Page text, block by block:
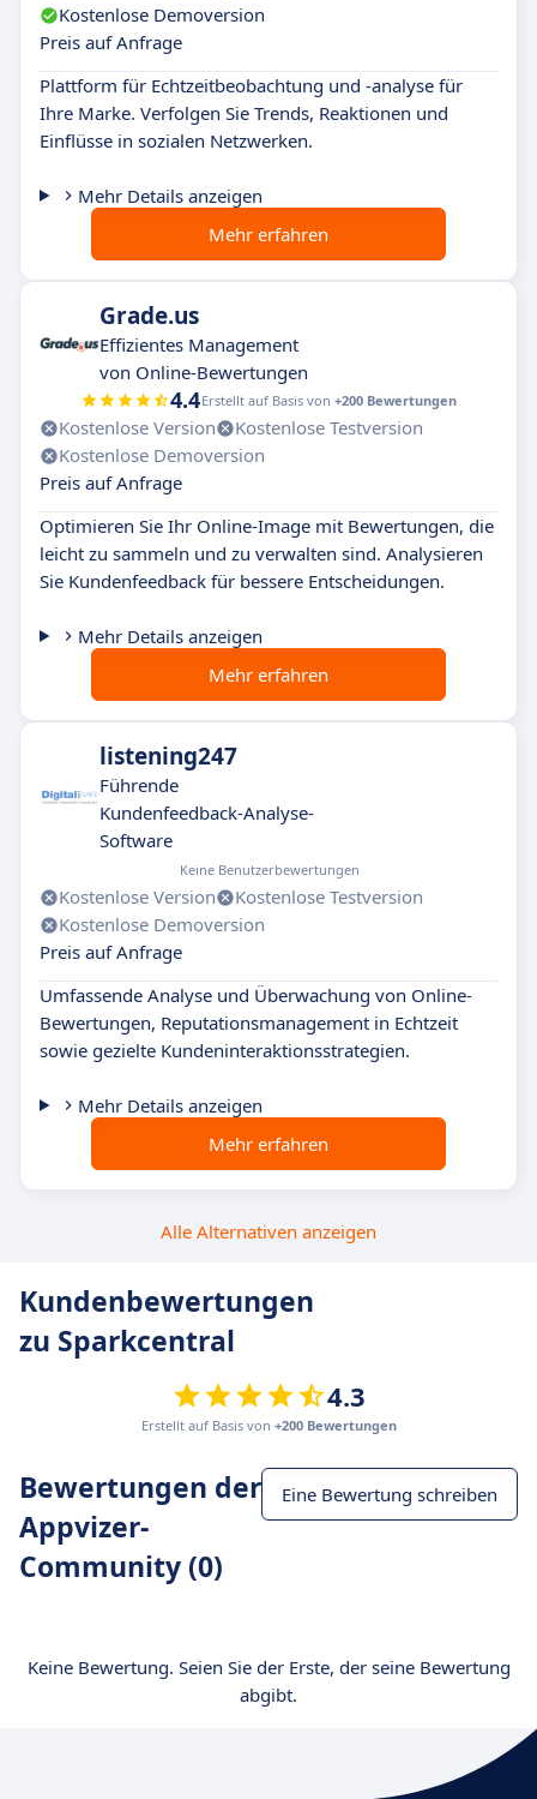
Kostenlose Demoversion
Preis auf Anfrage
Plattform für Echtzeitbeobachtung und -analyse für
Ihre Marke. Verfolgen Sie Trends, Reaktionen und
Einflüsse in sozialen Netzwerken.
Mehr Details anzeigen
Mehr erfahren
Grade.us
Effizientes Management
von Online-Bewertungen
4.4Erstellt auf Basis von +200 Bewertungen
Kostenlose Version
Kostenlose Testversion
Kostenlose Demoversion
Preis auf Anfrage
Optimieren Sie Ihr Online-Image mit Bewertungen, die
leicht zu sammeln und zu verwalten sind. Analysieren
Sie Kundenfeedback für bessere Entscheidungen.
Mehr Details anzeigen
Mehr erfahren
listening247
Führende
Kundenfeedback-Analyse-
Software
Keine Benutzerbewertungen
Kostenlose Version
Kostenlose Testversion
Kostenlose Demoversion
Preis auf Anfrage
Umfassende Analyse und Überwachung von Online-
Bewertungen, Reputationsmanagement in Echtzeit
sowie gezielte Kundeninteraktionsstrategien.
Mehr Details anzeigen
Mehr erfahren
Alle Alternativen anzeigen
Kundenbewertungen
zu Sparkcentral
4.3
Erstellt auf Basis von +200 Bewertungen
Bewertungen der
Appvizer-
Community (0)
Eine Bewertung schreiben
Keine Bewertung. Seien Sie der Erste, der seine Bewertung
abgibt.